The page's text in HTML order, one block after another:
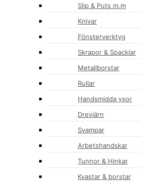
Slip & Puts m.m
Knivar
Fönsterverktyg
Skrapor & Spacklar
Metallborstar
Rullar
Handsmidda yxor
Drevjärn
Svampar
Arbetshandskar
Tunnor & Hinkar
Kvastar & borstar